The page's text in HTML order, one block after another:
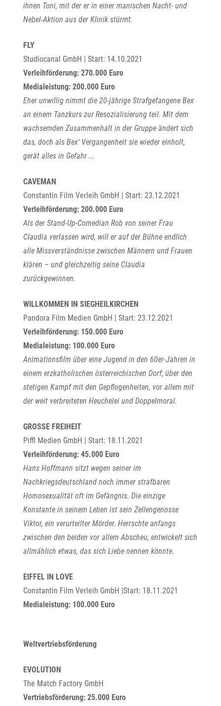
ihnen Toni, mit der er in einer manischen Nacht- und
Nebel-Aktion aus der Klinik stürmt.
FLY
Studiocanal GmbH | Start: 14.10.2021
Verleihförderung: 270.000 Euro
Medialeistung: 200.000 Euro
Eher unwillig nimmt die 20-jährige Strafgefangene Bex
an einem Tanzkurs zur Resozialisierung teil. Mit dem
wachsemden Zusammenhalt in der Gruppe ändert sich
das, doch als Bex‘ Vergangenheit sie wieder einholt,
gerät alles in Gefahr ...
CAVEMAN
Constantin Film Verleih GmbH | Start: 23.12.2021
Verleihförderung: 200.000 Euro
Als der Stand-Up-Comedian Rob von seiner Frau
Claudia verlassen wird, will er auf der Bühne endlich
alle Missverständnisse zwischen Männern und Frauen
klären – und gleichzeitig seine Claudia
zurückgewinnen.
WILLKOMMEN IN SIEGHEILKIRCHEN
Pandora Film Medien GmbH | Start: 23.12.2021
Verleihförderung: 150.000 Euro
Medialeistung: 100.000 Euro
Animationsfilm über eine Jugend in den 60er-Jahren in
einem erzkatholischen österreichischen Dorf; über den
stetigen Kampf mit den Gepflogenheiten, vor allem mit
der weit verbreiteten Heuchelei und Doppelmoral.
GROSSE FREIHEIT
Piffl Medien GmbH | Start: 18.11.2021
Verleihförderung: 45.000 Euro
Hans Hoffmann sitzt wegen seiner im
Nachkriegsdeutschland noch immer strafbaren
Homosexualität oft im Gefängnis. Die einzige
Konstante in seinem Leben ist sein Zellengenosse
Viktor, ein verurteilter Mörder. Herrschte anfangs
zwischen den beiden vor allem Abscheu, entwickelt sich
allmählich etwas, das sich Liebe nennen könnte.
EIFFEL IN LOVE
Constantin Film Verleih GmbH |Start: 18.11.2021
Medialeistung: 100.000 Euro
Weltvertriebsförderung
EVOLUTION
The Match Factory GmbH
Vertriebsförderung: 25.000 Euro